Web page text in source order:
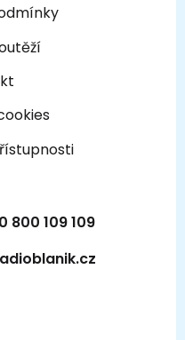
800 109 109